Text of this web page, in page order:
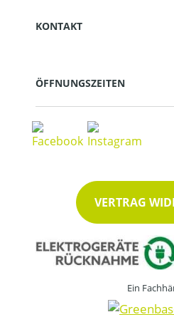
KONTAKT
ÖFFNUNGSZEITEN
VERTRAG
Ein